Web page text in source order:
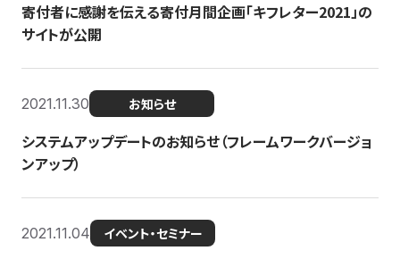
寄付者に感謝を伝える寄付月間企画「キフレター2021」の
サイトが公開
2021.11.30 お知らせ
システムアップデートのお知らせ（フレームワークバージョ
ンアップ）
2021.11.04 イベント・セミナー